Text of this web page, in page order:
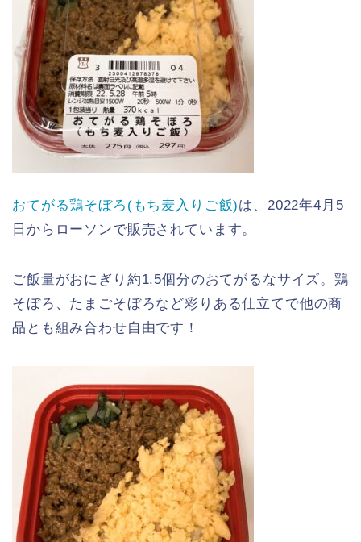
おてがる鶏そぼろ(もち麦入りご飯)は、2022年4月5
日からローソンで販売されています。
ご飯量がおにぎり約1.5個分のおてがるなサイズ。鶏
そぼろ、たまごそぼろなど彩りある仕立てで他の商
品とも組み合わせ自由です！